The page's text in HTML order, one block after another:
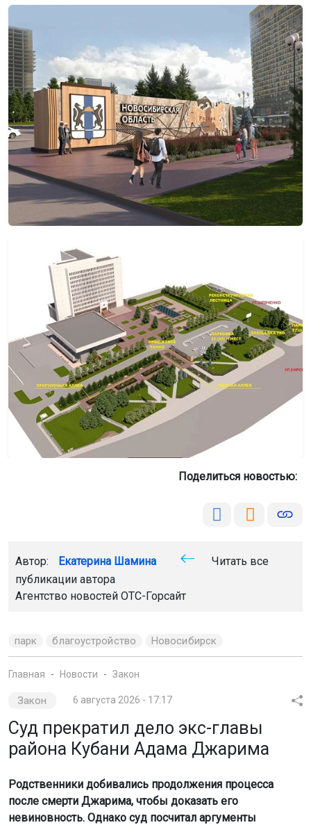
Поделиться новостью:
Автор: Екатерина Шамина
Читать все
публикации автора
Агентство новостей ОТС-Горсайт
парк благоустройство Новосибирск
Главная Новости Закон
Закон 6 августа 2026 - 17:17
Суд прекратил дело экс-главы
района Кубани Адама Джарима
Родственники добивались продолжения процесса
после смерти Джарима, чтобы доказать его
невиновность. Однако суд посчитал аргументы